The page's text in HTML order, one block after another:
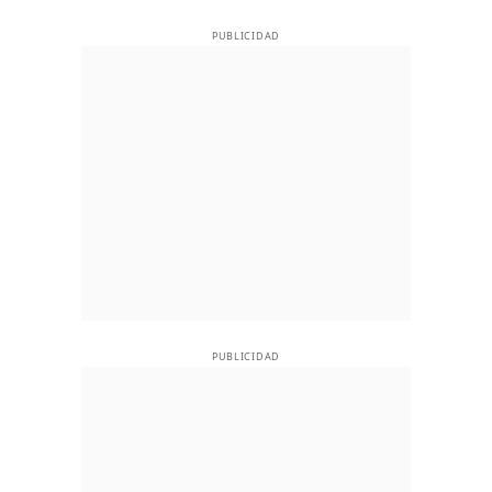
PUBLICIDAD
PUBLICIDAD